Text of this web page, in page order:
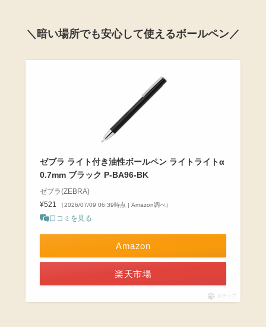
＼暗い場所でも安心して使えるボールペン／
ゼブラ ライト付き油性ボールペン ライトライトα
0.7mm ブラック P-BA96-BK
ゼブラ(ZEBRA)
¥521
（2026/07/09 06:39時点 | Amazon調べ）
口コミを見る
Amazon
楽天市場
ポチップ